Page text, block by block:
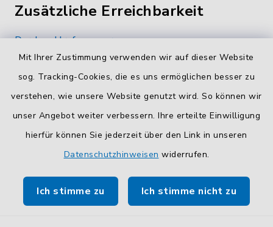
Mit Ihrer Zustimmung verwenden wir auf dieser Website
sog. Tracking-Cookies, die es uns ermöglichen besser zu
verstehen, wie unsere Website genutzt wird. So können wir
unser Angebot weiter verbessern. Ihre erteilte Einwilligung
hierfür können Sie jederzeit über den Link in unseren
Datenschutzhinweisen widerrufen.
Ich stimme zu Ich stimme nicht zu
Zusätzliche Erreichbarkeit
Durchwahlrufnummern
Die Durchwahlrufnummern unserer Mitarbeiterinnen
und Mitarbeiter finden Siehier.
Kontaktformular
SicheresKontaktformularmit BayernID verwenden.
So finden Sie uns.